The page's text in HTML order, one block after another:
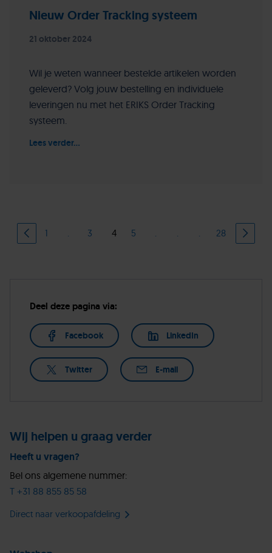
Nieuw Order Tracking systeem
21 oktober 2024
Wil je weten wanneer bestelde artikelen worden
geleverd? Volg jouw bestelling en individuele
leveringen nu met het ERIKS Order Tracking
systeem.
Lees verder...
1 . 3 4 5 . . . 28
Deel deze pagina via:
Facebook LinkedIn
Twitter E-mail
Wij helpen u graag verder
Heeft u vragen?
Bel ons algemene nummer:
T +31 88 855 85 58
Direct naar verkoopafdeling